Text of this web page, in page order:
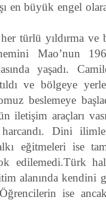
en büyük engel
türlü yıldırma ve
Mao’nun
yaşadı.
ve bölgeye
beslemeye
iletişim araçları
Dini
eğitmeleri ise
edilemedi.Türk
alanında kendini
ise